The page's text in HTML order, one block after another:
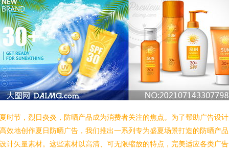
时节，烈日炎炎，防晒产品成为消费者关注的焦点。为了帮助广告设
效地创作夏日防晒广告，我们推出一系列专为盛夏场景打造的防晒产
计矢量素材。这些素材以高清、可无限缩放的特点，完美适应各类广